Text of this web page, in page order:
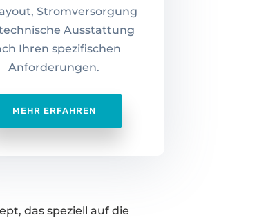
Stromversorgung
Ausstattung
Ihren spezifischen
Anforderungen.
MEHR ERFAHREN
das speziell auf die